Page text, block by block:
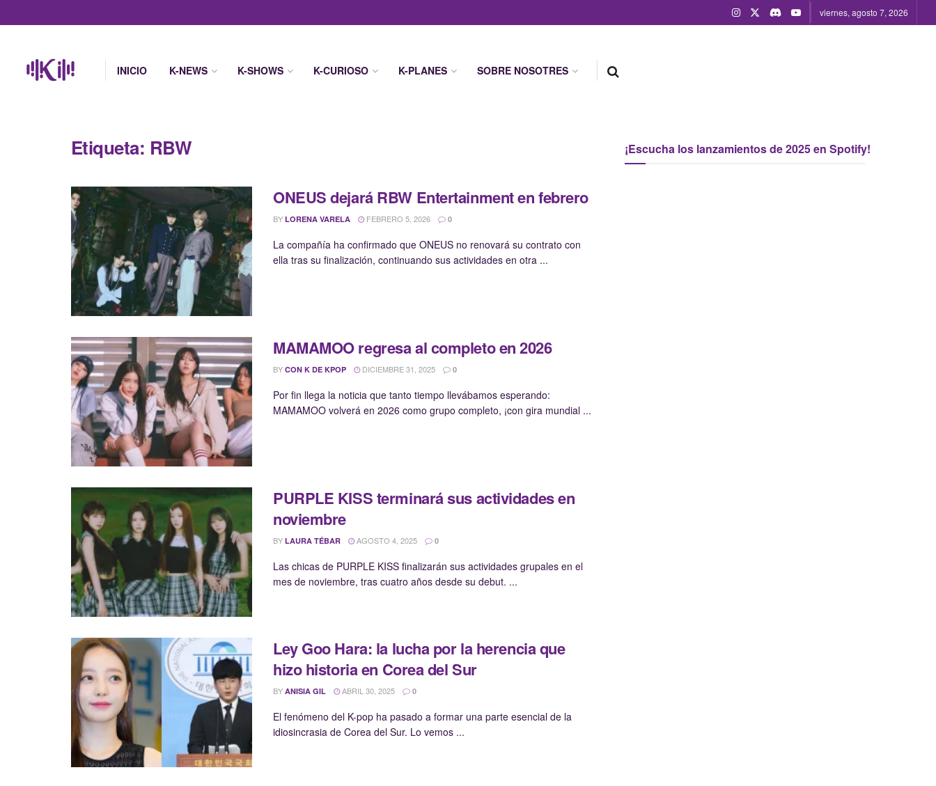
viernes, agosto 7, 2026
INICIO K-NEWS K-SHOWS K-CURIOSO K-PLANES SOBRE NOSOTRES
Etiqueta: RBW
ONEUS dejará RBW Entertainment en febrero
BY LORENA VARELA FEBRERO 5, 2026 0
La compañía ha confirmado que ONEUS no renovará su contrato con
ella tras su finalización, continuando sus actividades en otra ...
MAMAMOO regresa al completo en 2026
BY CON K DE KPOP DICIEMBRE 31, 2025 0
Por fin llega la noticia que tanto tiempo llevábamos esperando:
MAMAMOO volverá en 2026 como grupo completo, ¡con gira mundial ...
PURPLE KISS terminará sus actividades en
noviembre
BY LAURA TÉBAR AGOSTO 4, 2025 0
Las chicas de PURPLE KISS finalizarán sus actividades grupales en el
mes de noviembre, tras cuatro años desde su debut. ...
Ley Goo Hara: la lucha por la herencia que
hizo historia en Corea del Sur
BY ANISIA GIL ABRIL 30, 2025 0
El fenómeno del K-pop ha pasado a formar una parte esencial de la
idiosincrasia de Corea del Sur. Lo vemos ...
¡Escucha los lanzamientos de 2025 en Spotify!